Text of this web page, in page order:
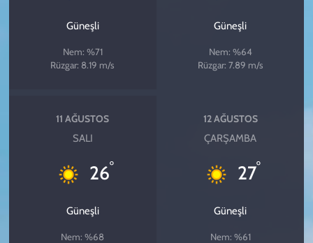
Güneşli
Nem: %71
Rüzgar: 8.19 m/s
Güneşli
Nem: %64
Rüzgar: 7.89 m/s
11 AĞUSTOS
SALI
26°
Güneşli
Nem: %68
12 AĞUSTOS
ÇARŞAMBA
27°
Güneşli
Nem: %61